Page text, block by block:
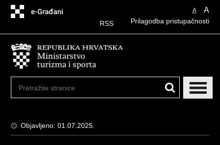
sadržaj
A A
Prilagodba pristupačnosti
RSS
Objavljeno: 01.07.2025.